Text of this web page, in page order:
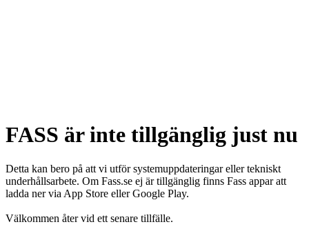
FASS är inte tillgänglig just nu
Detta kan bero på att vi utför systemuppdateringar eller tekniskt
underhållsarbete. Om Fass.se ej är tillgänglig finns Fass appar att
ladda ner via App Store eller Google Play.
Välkommen åter vid ett senare tillfälle.